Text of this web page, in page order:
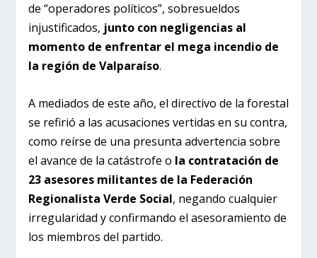
de “operadores políticos”, sobresueldos
injustificados, junto con negligencias al
momento de enfrentar el mega incendio de
la región de Valparaíso.
A mediados de este año, el directivo de la forestal
se refirió a las acusaciones vertidas en su contra,
como reírse de una presunta advertencia sobre
el avance de la catástrofe o la contratación de
23 asesores militantes de la Federación
Regionalista Verde Social, negando cualquier
irregularidad y confirmando el asesoramiento de
los miembros del partido.